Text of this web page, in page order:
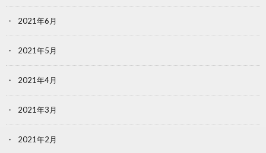
2021年6月
2021年5月
2021年4月
2021年3月
2021年2月